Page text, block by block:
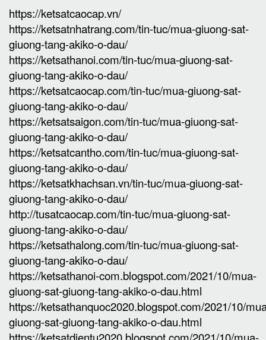
https://ketsatcaocap.vn/
https://ketsatnhatrang.com/tin-tuc/mua-giuong-sat-
giuong-tang-akiko-o-dau/
https://ketsathanoi.com/tin-tuc/mua-giuong-sat-
giuong-tang-akiko-o-dau/
https://ketsatcaocap.com/tin-tuc/mua-giuong-sat-
giuong-tang-akiko-o-dau/
https://ketsatsaigon.com/tin-tuc/mua-giuong-sat-
giuong-tang-akiko-o-dau/
https://ketsatcantho.com/tin-tuc/mua-giuong-sat-
giuong-tang-akiko-o-dau/
https://ketsatkhachsan.vn/tin-tuc/mua-giuong-sat-
giuong-tang-akiko-o-dau/
http://tusatcaocap.com/tin-tuc/mua-giuong-sat-
giuong-tang-akiko-o-dau/
https://ketsathalong.com/tin-tuc/mua-giuong-sat-
giuong-tang-akiko-o-dau/
https://ketsathanoi-com.blogspot.com/2021/10/mua-
giuong-sat-giuong-tang-akiko-o-dau.html
https://ketsathanquoc2020.blogspot.com/2021/10/
giuong-sat-giuong-tang-akiko-o-dau.html